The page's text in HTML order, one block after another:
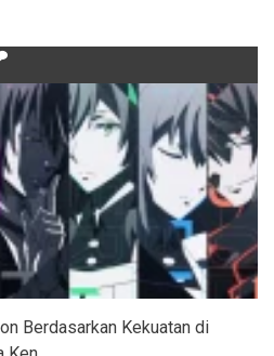
Berdasarkan Kekuatan di